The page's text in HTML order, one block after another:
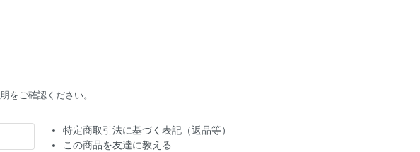
をご確認ください。
特定商取引法に基づく表記（返品等）
この商品を友達に教える